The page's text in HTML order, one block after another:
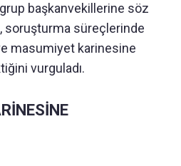
başkanvekillerine söz
soruşturma süreçlerinde
masumiyet karinesine
vurguladı.